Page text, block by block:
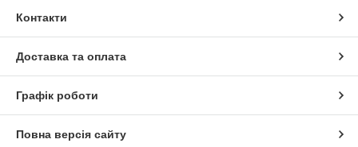
Контакти
Доставка та оплата
Графік роботи
Повна версія сайту